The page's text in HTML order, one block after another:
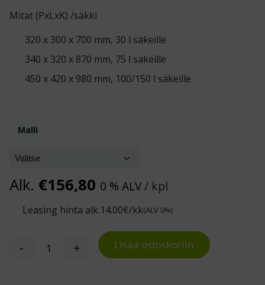
Mitat (PxLxK) /säkki
320 x 300 x 700 mm, 30 l säkeille
340 x 320 x 870 mm, 75 l säkeille
450 x 420 x 980 mm, 100/150 l säkeille
Malli
Alk. €156,80 0 % ALV/ kpl
Leasing hinta alk.14.00€/kk(ALV 0%)
Säkkitelineet teräskannella määrä
- + Lisää ostoskoriin